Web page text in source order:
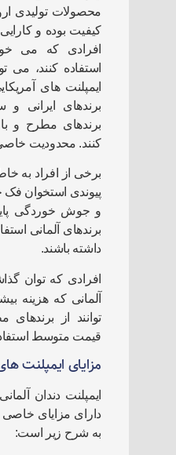
محصولات تولیدی
کیفیت بوده و
افرادی که می
استفاده کنند، می
ایمپلنت های
برندهای ایرانی
برندهای مطرح و با
کنند. محدودیت خاصی
برخی از افراد به
پیوندی استخوان فک
و جوش خوردگی
برندهای آلمانی
داشته باشند.
افرادی که توان
آلمانی که هزینه
توانند از
قیمت متوسط
مزایای ایمپلنت
ایمپلنت دندان
دارای مزایای
به شرح زیر است: